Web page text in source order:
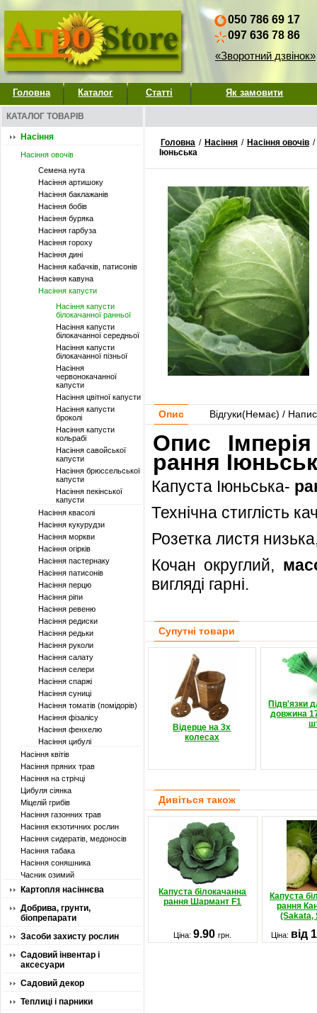
050 786 69 17
097 636 78 86
«Зворотний дзвінок»
Головна Каталог Статті Як замовити
КАТАЛОГ ТОВАРІВ
Насіння
Насіння овочів
Семена нута
Насіння артишоку
Насіння баклажанів
Насіння бобів
Насіння буряка
Насіння гарбуза
Насіння гороху
Насіння дині
Насіння кабачків, патисонів
Насіння кавуна
Насіння капусти
Насіння капусти
білокачанної ранньої
Насіння капусти
білокачанної середньої
Насіння капусти
білокачанної пізньої
Насіння
червонокачанної
капусти
Насіння цвітної капусти
Насіння капусти
броколі
Насіння капусти
кольрабі
Насіння савойської
капусти
Насіння брюссельської
капусти
Насіння пекінської
капусти
Насіння квасолі
Насіння кукурудзи
Насіння моркви
Насіння огірків
Насіння пастернаку
Насіння патисонів
Насіння перцю
Насіння ріпи
Насіння ревеню
Насіння редиски
Насіння редьки
Насіння руколи
Насіння салату
Насіння селери
Насіння спаржі
Насіння суниці
Насіння томатів (помідорів)
Насіння фізалісу
Насіння фенхелю
Насіння цибулі
Насіння квітів
Насіння пряних трав
Насіння на стрічці
Цибуля сіянка
Міцелій грибів
Насіння газонних трав
Насіння екзотичних рослин
Насіння сидератів, медоносів
Насіння табака
Насіння соняшника
Часник озимий
Картопля насіннєва
Добрива, грунти,
біопрепарати
Засоби захисту рослин
Садовий інвентар і
аксесуари
Садовий декор
Теплиці і парники
Головна / Насіння / Насіння овочів /
Іюньська
Опис Відгуки(Немає) /
Опис
рання
Капуста Іюньська-
Технічна стиглість
Розетка листя
Кочан округлий,
вигляді гарні.
Супутні товари
Відерце на 3х
колесах
Підв'язки
довжина
Дивіться також
Капуста білокачанна
рання Шармант F1
Капуста
рання
(Sakata,
Ціна:9.90грн. Ціна: від